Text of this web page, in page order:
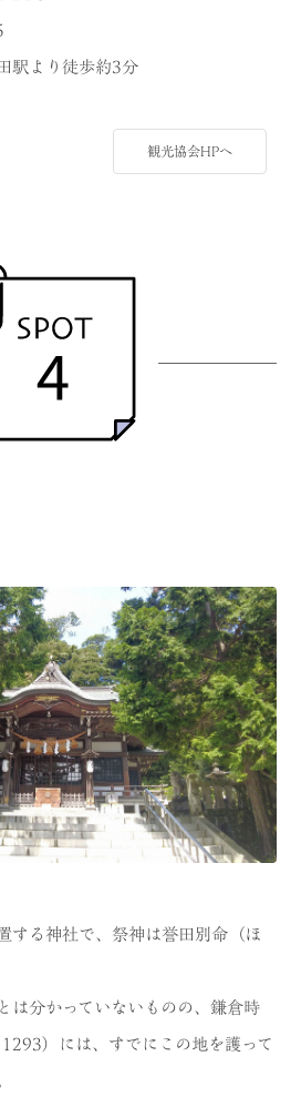
駅より徒歩約3分
観光協会HPへ
する神社で、祭神は誉田別命（ほ
は分かっていないものの、鎌倉時
）には、すでにこの地を護って